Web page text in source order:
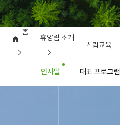
홈
휴양림 소개
산림교육
인사말 대표 프로그램